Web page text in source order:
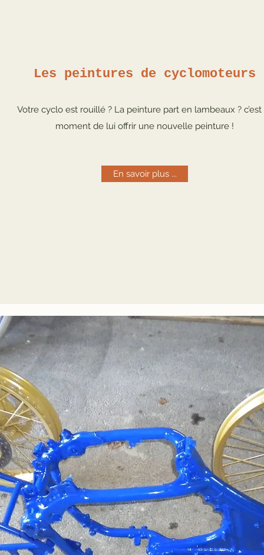
Les peintures de cyclomoteurs
Votre cyclo est rouillé ? La peinture part en lambeaux ? c’est
moment de lui offrir une nouvelle peinture !
En savoir plus ...